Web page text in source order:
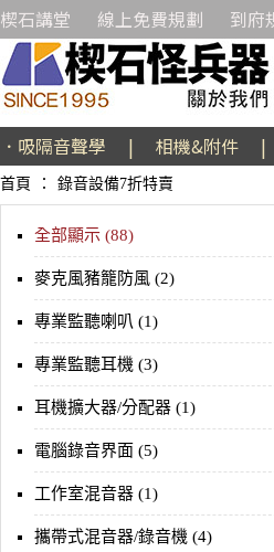
楔石講堂 線上免費規劃 到府
．吸隔音聲學 | 相機&附件 |
首頁 ： 錄音設備7折特賣
全部顯示 (88)
麥克風豬籠防風 (2)
專業監聽喇叭 (1)
專業監聽耳機 (3)
耳機擴大器/分配器 (1)
電腦錄音界面 (5)
工作室混音器 (1)
攜帶式混音器/錄音機 (4)